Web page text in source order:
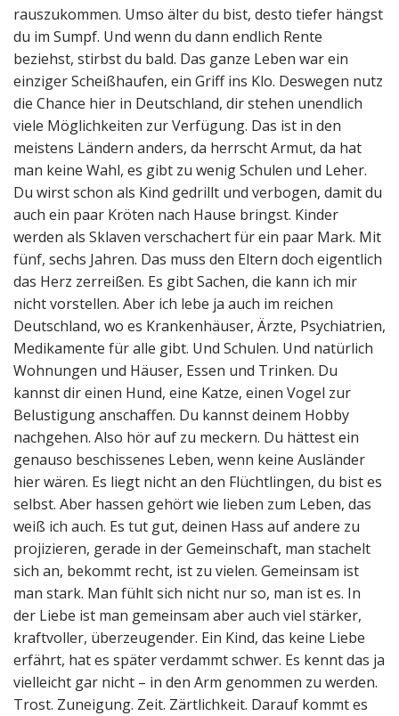
rauszukommen. Umso älter du bist, desto tiefer hängst
du im Sumpf. Und wenn du dann endlich Rente
beziehst, stirbst du bald. Das ganze Leben war ein
einziger Scheißhaufen, ein Griff ins Klo. Deswegen nutz
die Chance hier in Deutschland, dir stehen unendlich
viele Möglichkeiten zur Verfügung. Das ist in den
meistens Ländern anders, da herrscht Armut, da hat
man keine Wahl, es gibt zu wenig Schulen und Leher.
Du wirst schon als Kind gedrillt und verbogen, damit du
auch ein paar Kröten nach Hause bringst. Kinder
werden als Sklaven verschachert für ein paar Mark. Mit
fünf, sechs Jahren. Das muss den Eltern doch eigentlich
das Herz zerreißen. Es gibt Sachen, die kann ich mir
nicht vorstellen. Aber ich lebe ja auch im reichen
Deutschland, wo es Krankenhäuser, Ärzte, Psychiatrien,
Medikamente für alle gibt. Und Schulen. Und natürlich
Wohnungen und Häuser, Essen und Trinken. Du
kannst dir einen Hund, eine Katze, einen Vogel zur
Belustigung anschaffen. Du kannst deinem Hobby
nachgehen. Also hör auf zu meckern. Du hättest ein
genauso beschissenes Leben, wenn keine Ausländer
hier wären. Es liegt nicht an den Flüchtlingen, du bist es
selbst. Aber hassen gehört wie lieben zum Leben, das
weiß ich auch. Es tut gut, deinen Hass auf andere zu
projizieren, gerade in der Gemeinschaft, man stachelt
sich an, bekommt recht, ist zu vielen. Gemeinsam ist
man stark. Man fühlt sich nicht nur so, man ist es. In
der Liebe ist man gemeinsam aber auch viel stärker,
kraftvoller, überzeugender. Ein Kind, das keine Liebe
erfährt, hat es später verdammt schwer. Es kennt das ja
vielleicht gar nicht – in den Arm genommen zu werden.
Trost. Zuneigung. Zeit. Zärtlichkeit. Darauf kommt es